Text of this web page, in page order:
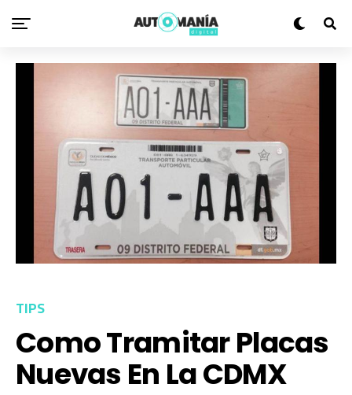
TIPS
Como Tramitar Placas
Nuevas En La CDMX